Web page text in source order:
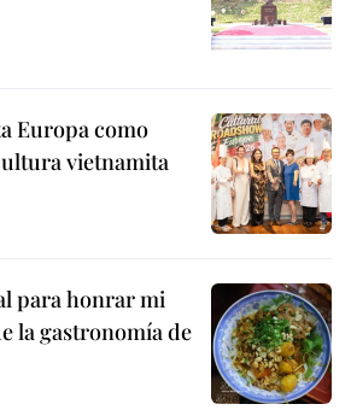
Europa como
vietnamita
para honrar mi
la gastronomía de